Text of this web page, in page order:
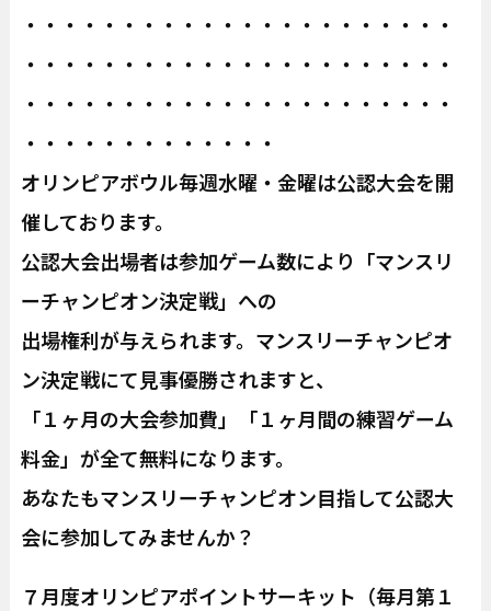
・・・・・・・・・・・・・・・・・・・・・・
・・・・・・・・・・・・・・・・・・・・・・
・・・・・・・・・・・・・・・・・・・・・・
・・・・・・・・・・・・・
オリンピアボウル毎週水曜・金曜は公認大会を開
催しております。
公認大会出場者は参加ゲーム数により「マンスリ
ーチャンピオン決定戦」への
出場権利が与えられます。マンスリーチャンピオ
ン決定戦にて見事優勝されますと、
「１ヶ月の大会参加費」「１ヶ月間の練習ゲーム
料金」が全て無料になります。
あなたもマンスリーチャンピオン目指して公認大
会に参加してみませんか？
７月度オリンピアポイントサーキット（毎月第１